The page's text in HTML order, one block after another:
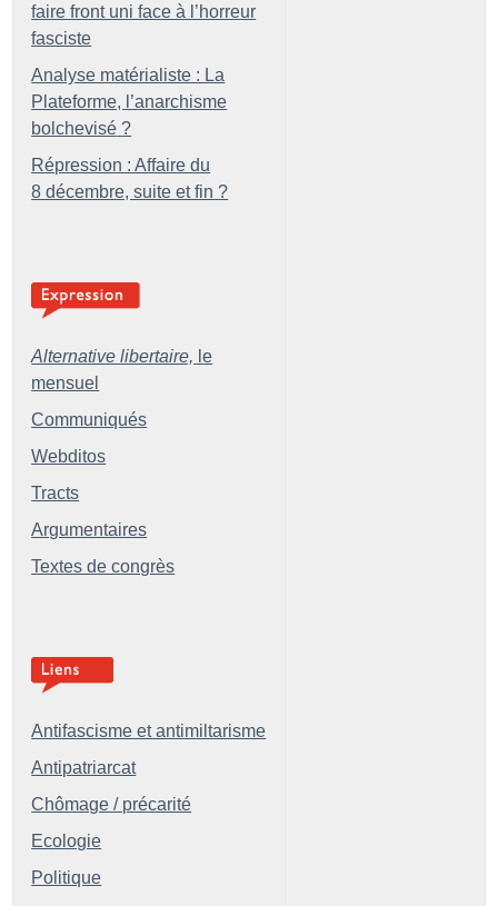
faire front uni face à l’horreur
fasciste
Analyse matérialiste : La
Plateforme, l’anarchisme
bolchevisé ?
Répression : Affaire du
8 décembre, suite et fin ?
Alternative libertaire, le
mensuel
Communiqués
Webditos
Tracts
Argumentaires
Textes de congrès
Antifascisme et antimiltarisme
Antipatriarcat
Chômage / précarité
Ecologie
Politique